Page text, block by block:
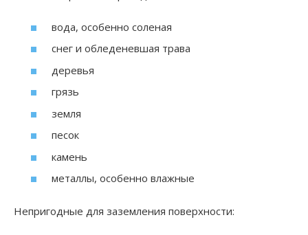
вода, особенно соленая
снег и обледеневшая трава
деревья
грязь
земля
песок
камень
металлы, особенно влажные
Непригодные для заземления поверхности: